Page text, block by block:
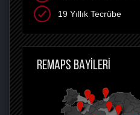
19 Yıllık Tecrübe
REMAPS BAYİLERİ